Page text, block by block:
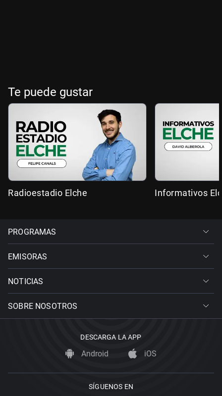
Te puede gustar
Radioestadio Elche Informativos
PROGRAMAS
EMISORAS
NOTICIAS
SOBRE NOSOTROS
DESCARGA LA APP
Android iOS
SÍGUENOS EN